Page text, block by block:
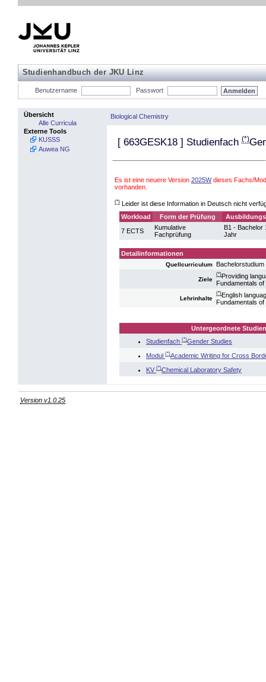
Studienhandbuch der JKU Linz
Benutzername Passwort
Übersicht
Alle Curricula
Externe Tools
KUSSS
Auwea NG
Biological Chemistry
[ 663GESK18 ] Studienfach (*)
Es ist eine neuere Version 2025Wdieses Fachs/
vorhanden.
(*) Leider ist diese Information in Deutsch nicht
Workload
Form der Prüfung
7 ECTS
Kumulative
Fachprüfung
B1 - Bachelor
Jahr
Detailinformationen
Quellcurriculum
Ziele
(*)Providing
Fundamentals
Lehrinhalte
(*)English
Fundamentals
Untergeordnete
Studienfach (*)Gender Studies
Modul (*)Academic Writing for Cross
KV (*)Chemical Laboratory Safety
Version v1.0.25